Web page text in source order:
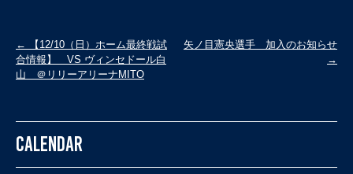
投
稿
ナ
ゲ
ー
シ
←
【12/10（日）ホーム最終戦試
合情報】 VS ヴィンセドール白
山 ＠リリーアリーナMITO
矢ノ目憲央選手 加入のお知らせ
→
CALENDAR